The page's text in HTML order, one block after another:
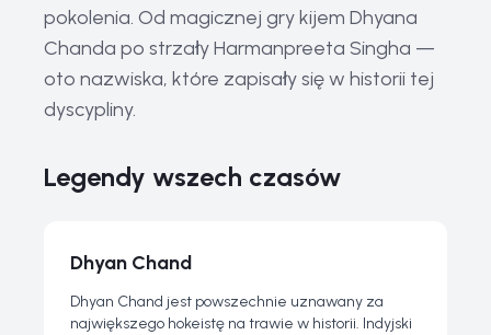
pokolenia. Od magicznej gry kijem Dhyana
Chanda po strzały Harmanpreeta Singha —
oto nazwiska, które zapisały się w historii tej
dyscypliny.
Legendy wszech czasów
Dhyan Chand
Dhyan Chand jest powszechnie uznawany za
największego hokeistę na trawie w historii. Indyjski